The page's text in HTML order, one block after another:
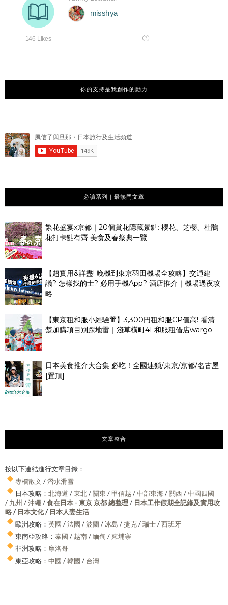
你的支持是我創作的動力
必讀系列｜最熱門文章
繁花盛宴x京都｜20個賞花隱藏景點: 櫻花、芝櫻、杜鵑
花打卡點有齊 美食及春祭典一覽
【超實用&詳盡! 晚機到東京羽田機場全攻略】交通建
議? 怎樣找的士? 必用手機App? 酒店推介｜機場過夜攻
略
【東京租和服小經驗👘】3,300円租和服CP值高! 看清
楚加購項目別踩地雷｜淺草橫町4F和服租借店wargo
日本美食推介大合集 必吃！全國連鎖/東京/京都/名古屋
[置頂]
文章整合
按以下連結進行文章目錄：
專欄散文 /潛水滑雪
日本攻略： 北海道 /東北/關東 /甲信越 /中部東海/關西/中國四國
/ 九州 /沖繩 /食在日本 - 東京 京都 總整理/ 日本工作假期全記錄及實用攻
略/ 日本文化/ 日本人妻生活
歐洲攻略： 英國 /法國 /波蘭/ 冰島 /捷克/瑞士/西班牙
東南亞攻略： 泰國 / 越南/緬甸 / 柬埔寨
非洲攻略： 摩洛哥
東亞攻略： 中國 /韓國 / 台灣